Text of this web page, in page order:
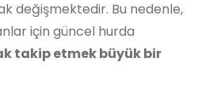
değişmektedir. Bu nedenle,
için güncel hurda
takip etmek büyük bir